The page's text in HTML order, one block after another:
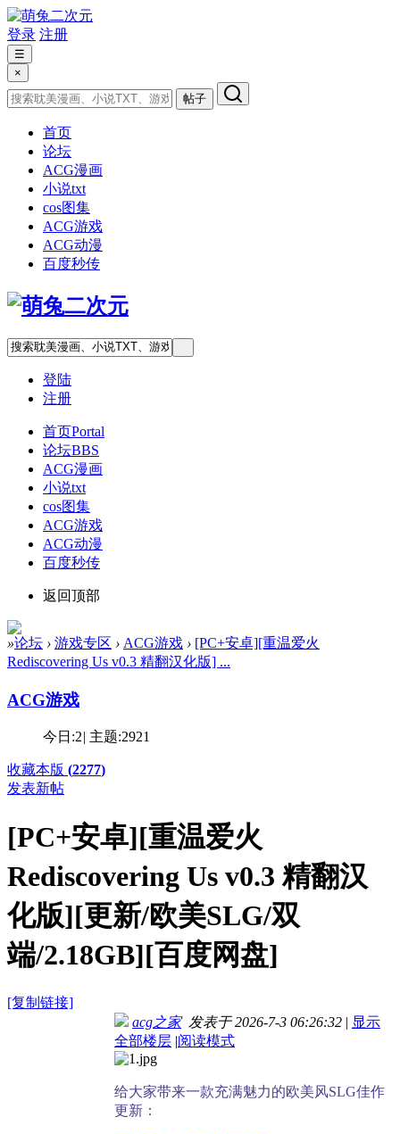
登录 注册
☰
×
帖子
首页
论坛
ACG漫画
小说txt
cos图集
ACG游戏
ACG动漫
百度秒传
登陆
注册
首页Portal
论坛BBS
ACG漫画
小说txt
cos图集
ACG游戏
ACG动漫
百度秒传
返回顶部
»论坛 › 游戏专区 › ACG游戏 › [PC+安卓][重温爱火
Rediscovering Us v0.3 精翻汉化版] ...
ACG游戏
今日:2| 主题:2921
收藏本版 (2277)
发表新帖
[PC+安卓][重温爱火
Rediscovering Us v0.3 精翻汉
化版][更新/欧美SLG/双
端/2.18GB][百度网盘]
[复制链接]
acg之家发表于 2026-7-3 06:26:32 | 显示
全部楼层 |阅读模式
给大家带来一款充满魅力的欧美风SLG佳作
更新：